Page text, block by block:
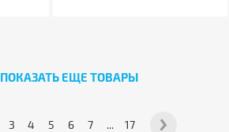
3 4 5 6 7 ... 17
ПОКАЗАТЬ ЕЩЕ ТОВАРЫ